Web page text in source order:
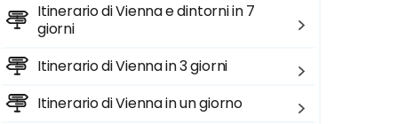
Itinerario di Vienna e dintorni in 7
giorni
Itinerario di Vienna in 3 giorni
Itinerario di Vienna in un giorno